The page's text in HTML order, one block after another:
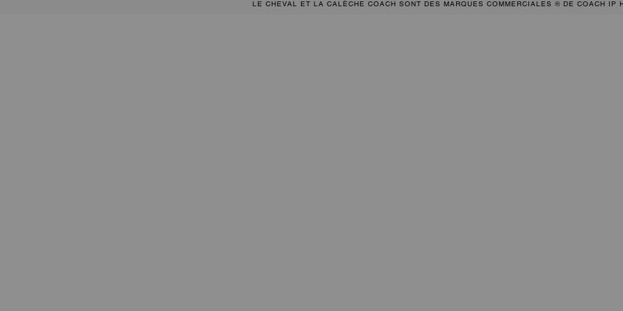
LE CHEVAL ET LA CALÈCHE COACH SONT DES MARQUES COMMERCIALES ® DE COACH IP